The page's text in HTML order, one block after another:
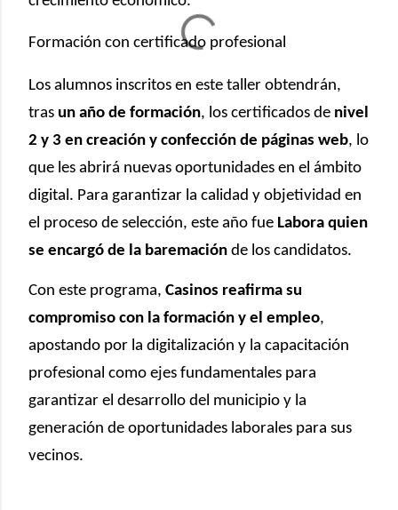
Formación con certificado profesional
Los alumnos inscritos en este taller obtendrán,
tras un año de formación, los certificados de nivel
2 y 3 en creación y confección de páginas web, lo
que les abrirá nuevas oportunidades en el ámbito
digital. Para garantizar la calidad y objetividad en
el proceso de selección, este año fue Labora quien
se encargó de la baremación de los candidatos.
Con este programa, Casinos reafirma su
compromiso con la formación y el empleo,
apostando por la digitalización y la capacitación
profesional como ejes fundamentales para
garantizar el desarrollo del municipio y la
generación de oportunidades laborales para sus
vecinos.